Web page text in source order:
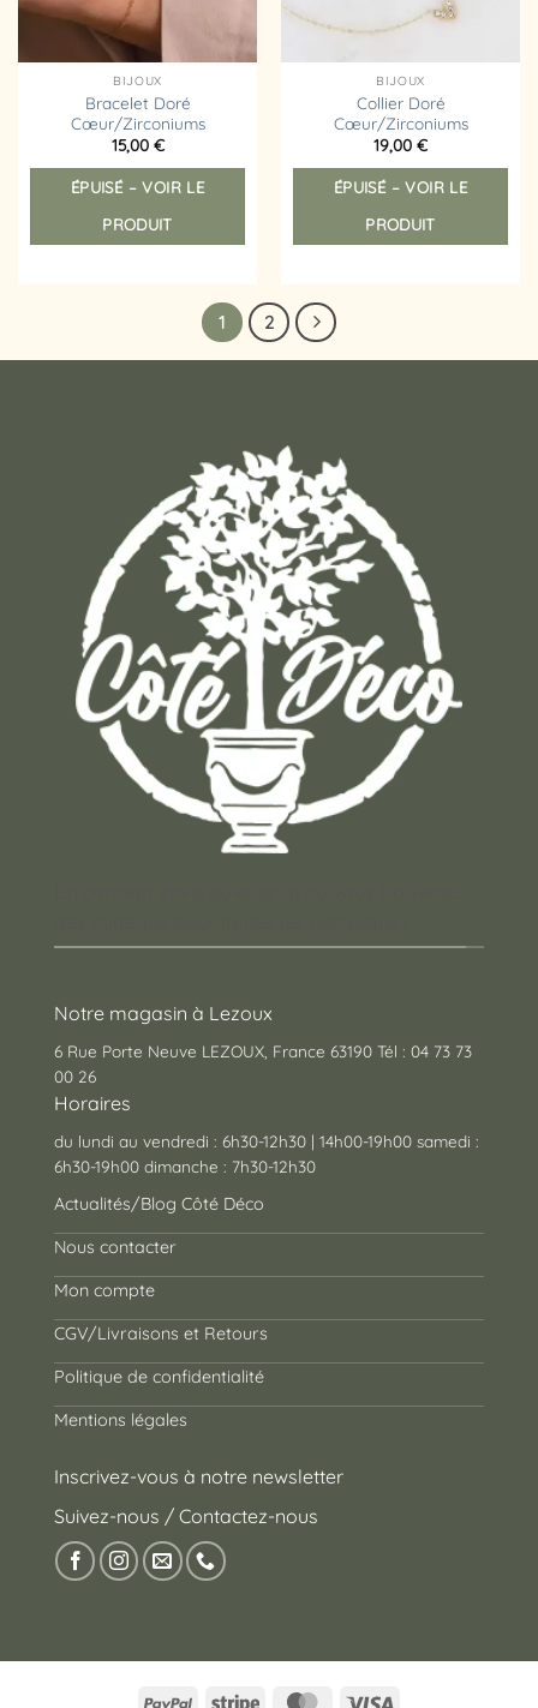
BIJOUX
Bracelet Doré
Cœur/Zirconiums
15,00 €
ÉPUISÉ – VOIR LE
PRODUIT
BIJOUX
Collier Doré
Cœur/Zirconiums
19,00 €
ÉPUISÉ – VOIR LE
PRODUIT
1 2
Notre magasin à Lezoux
6 Rue Porte Neuve LEZOUX, France 63190 Tél : 04 73 73
00 26
Horaires
du lundi au vendredi : 6h30-12h30 | 14h00-19h00 samedi :
6h30-19h00 dimanche : 7h30-12h30
Actualités/Blog Côté Déco
Nous contacter
Mon compte
CGV/Livraisons et Retours
Politique de confidentialité
Mentions légales
Inscrivez-vous à notre newsletter
Suivez-nous / Contactez-nous
PayPal Stripe MasterCard
Visa